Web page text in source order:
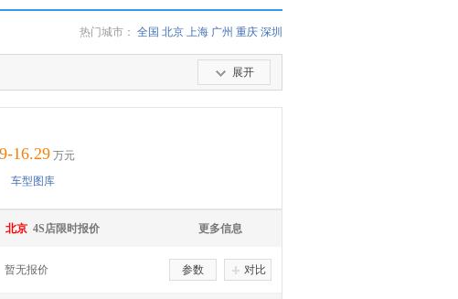
热门城市： 全国 北京 上海 广州 重庆 深圳
展开
16.29 万元
车型图库
北京 4S店限时报价 更多信息
暂无报价 参数 对比